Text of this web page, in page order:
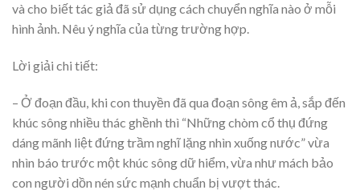
và cho biết tác giả đã sử dụng cách chuyển nghĩa nào ở mỗi
hình ảnh. Nêu ý nghĩa của từng trường hợp.
Lời giải chi tiết:
– Ở đoạn đầu, khi con thuyền đã qua đoạn sông êm ả, sắp đến
khúc sông nhiều thác ghềnh thì “Những chòm cổ thụ đứng
dáng mãnh liệt đứng trầm nghĩ lặng nhìn xuống nước” vừa
nhìn báo trước một khúc sông dữ hiểm, vừa như mách bảo
con người dồn nén sức mạnh chuẩn bị vượt thác.